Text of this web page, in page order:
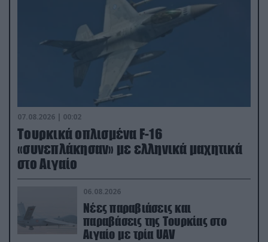
07.08.2026 | 00:02
Τουρκικά οπλισμένα F-16
«συνεπλάκησαν» με ελληνικά μαχητικά
στο Αιγαίο
06.08.2026
Νέες παραβιάσεις και
παραβάσεις της Τουρκίας στο
Αιγαίο με τρία UAV